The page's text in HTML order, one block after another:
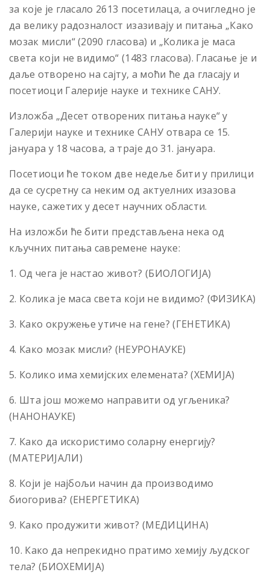
за које је гласало 2613 посетилаца, а очигледно је
да велику радозналост изазивају и питања „Како
мозак мисли“ (2090 гласова) и „Колика је маса
света који не видимо“ (1483 гласова). Гласање је и
даље отворено на сајту, а моћи ће да гласају и
посетиоци Галерије науке и технике САНУ.
Изложба „Десет отворених питања науке“ у
Галерији науке и технике САНУ отвара се 15.
јануара у 18 часова, а траје до 31. јануара.
Посетиоци ће током двe недеље бити у прилици
да се сусретну са неким од актуелних изазова
науке, сажетих у десет научних области.
На изложби ће бити представљена нека од
кључних питања савремене науке:
1. Од чега је настао живот? (БИОЛОГИЈА)
2. Колика је маса света који не видимо? (ФИЗИКА)
3. Како окружење утиче на гене? (ГЕНЕТИКА)
4. Како мозак мисли? (НЕУРОНАУКЕ)
5. Колико има хемијских елемената? (ХЕМИЈА)
6. Шта још можемо направити од угљеника?
(НАНОНАУКЕ)
7. Како да искористимо соларну енергију?
(МАТЕРИЈАЛИ)
8. Који је најбољи начин да производимо
биогорива? (ЕНЕРГЕТИКА)
9. Како продужити живот? (МЕДИЦИНА)
10. Како да непрекидно пратимо хемију људског
тела? (БИОХЕМИЈА)